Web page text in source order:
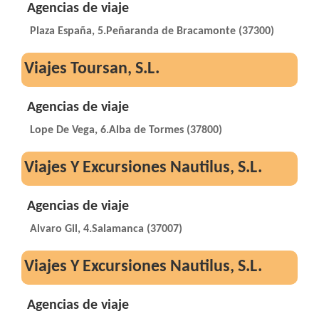
Agencias de viaje
Plaza España, 5.Peñaranda de Bracamonte (37300)
Viajes Toursan, S.L.
Agencias de viaje
Lope De Vega, 6.Alba de Tormes (37800)
Viajes Y Excursiones Nautilus, S.L.
Agencias de viaje
Alvaro Gil, 4.Salamanca (37007)
Viajes Y Excursiones Nautilus, S.L.
Agencias de viaje